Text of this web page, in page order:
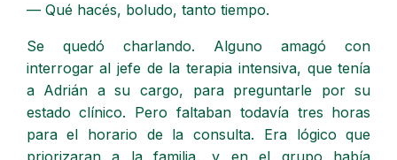
— Qué hacés, boludo, tanto tiempo.
Se quedó charlando. Alguno amagó con
interrogar al jefe de la terapia intensiva, que tenía
a Adrián a su cargo, para preguntarle por su
estado clínico. Pero faltaban todavía tres horas
para el horario de la consulta. Era lógico que